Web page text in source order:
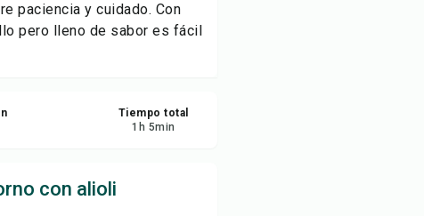
paciencia y cuidado. Con
pero lleno de sabor es fácil
Tiempo total
1 h 5min
con alioli